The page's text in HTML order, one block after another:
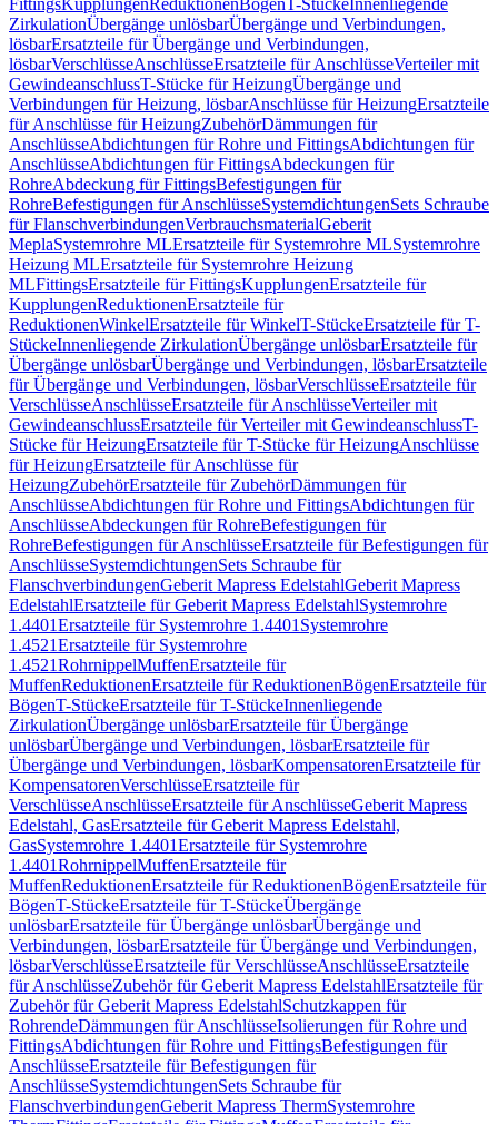
FittingsKupplungenReduktionenBögenT-StückeInnenliegende
ZirkulationÜbergänge unlösbarÜbergänge und Verbindungen,
lösbarErsatzteile für Übergänge und Verbindungen,
lösbarVerschlüsseAnschlüsseErsatzteile für AnschlüsseVerteiler mit
GewindeanschlussT-Stücke für HeizungÜbergänge und
Verbindungen für Heizung, lösbarAnschlüsse für HeizungErsatzteile
für Anschlüsse für HeizungZubehörDämmungen für
AnschlüsseAbdichtungen für Rohre und FittingsAbdichtungen für
AnschlüsseAbdichtungen für FittingsAbdeckungen für
RohreAbdeckung für FittingsBefestigungen für
RohreBefestigungen für AnschlüsseSystemdichtungenSets Schraube
für FlanschverbindungenVerbrauchsmaterialGeberit
MeplaSystemrohre MLErsatzteile für Systemrohre MLSystemrohre
Heizung MLErsatzteile für Systemrohre Heizung
MLFittingsErsatzteile für FittingsKupplungenErsatzteile für
KupplungenReduktionenErsatzteile für
ReduktionenWinkelErsatzteile für WinkelT-StückeErsatzteile für T-
StückeInnenliegende ZirkulationÜbergänge unlösbarErsatzteile für
Übergänge unlösbarÜbergänge und Verbindungen, lösbarErsatzteile
für Übergänge und Verbindungen, lösbarVerschlüsseErsatzteile für
VerschlüsseAnschlüsseErsatzteile für AnschlüsseVerteiler mit
GewindeanschlussErsatzteile für Verteiler mit GewindeanschlussT-
Stücke für HeizungErsatzteile für T-Stücke für HeizungAnschlüsse
für HeizungErsatzteile für Anschlüsse für
HeizungZubehörErsatzteile für ZubehörDämmungen für
AnschlüsseAbdichtungen für Rohre und FittingsAbdichtungen für
AnschlüsseAbdeckungen für RohreBefestigungen für
RohreBefestigungen für AnschlüsseErsatzteile für Befestigungen für
AnschlüsseSystemdichtungenSets Schraube für
FlanschverbindungenGeberit Mapress EdelstahlGeberit Mapress
EdelstahlErsatzteile für Geberit Mapress EdelstahlSystemrohre
1.4401Ersatzteile für Systemrohre 1.4401 Systemrohre
1.4521Ersatzteile für Systemrohre
1.4521RohrnippelMuffenErsatzteile für
MuffenReduktionenErsatzteile für ReduktionenBögenErsatzteile für
BögenT-StückeErsatzteile für T-StückeInnenliegende
ZirkulationÜbergänge unlösbarErsatzteile für Übergänge
unlösbarÜbergänge und Verbindungen, lösbarErsatzteile für
Übergänge und Verbindungen, lösbarKompensatorenErsatzteile für
KompensatorenVerschlüsseErsatzteile für
VerschlüsseAnschlüsseErsatzteile für AnschlüsseGeberit Mapress
Edelstahl, GasErsatzteile für Geberit Mapress Edelstahl,
GasSystemrohre 1.4401Ersatzteile für Systemrohre
1.4401RohrnippelMuffenErsatzteile für
MuffenReduktionenErsatzteile für ReduktionenBögenErsatzteile für
BögenT-StückeErsatzteile für T-StückeÜbergänge
unlösbarErsatzteile für Übergänge unlösbarÜbergänge und
Verbindungen, lösbarErsatzteile für Übergänge und Verbindungen,
lösbarVerschlüsseErsatzteile für VerschlüsseAnschlüsseErsatzteile
für AnschlüsseZubehör für Geberit Mapress EdelstahlErsatzteile für
Zubehör für Geberit Mapress EdelstahlSchutzkappen für
RohrendeDämmungen für AnschlüsseIsolierungen für Rohre und
FittingsAbdichtungen für Rohre und FittingsBefestigungen für
AnschlüsseErsatzteile für Befestigungen für
AnschlüsseSystemdichtungenSets Schraube für
FlanschverbindungenGeberit Mapress ThermSystemrohre